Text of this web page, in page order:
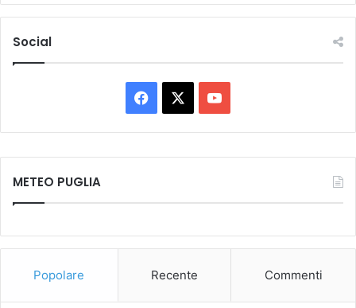
Social
Facebook You
Tube
METEO PUGLIA
Popolare Recente Commenti